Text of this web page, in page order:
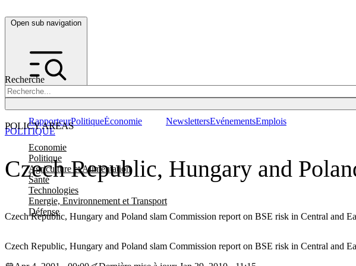
Open sub navigation
Recherche
POLICY AREAS
Economie
Politique
Agriculture et Alimentation
Santé
Technologies
Energie, Environnement et Transport
Défense
RapporteurPolitiqueÉconomie NewslettersEvénementsEmplois
Czech Republic, Hungary and
Czech Republic, Hungary and Poland slam Commission report on BSE risk in Central and
POLITIQUE
Czech Republic, Hungary and Poland slam Commission report on BSE risk in Central and